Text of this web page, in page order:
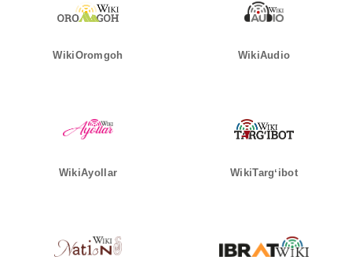
WikiOromgoh WikiAudio
WikiAyollar WikiTargʻibot